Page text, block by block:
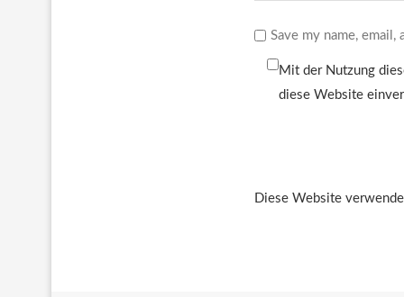
Save my name,
Mit der Nutzung
diese Website
Diese Website